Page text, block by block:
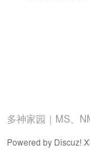
多神家园｜MS、
Powered by Discuz!